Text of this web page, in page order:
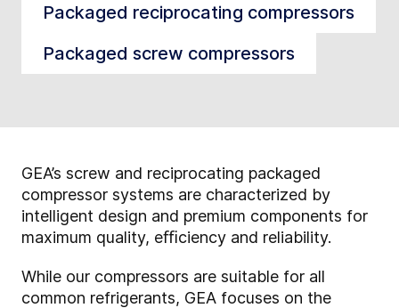
Packaged reciprocating compressors
Packaged screw compressors
GEA’s screw and reciprocating packaged
compressor systems are characterized by
intelligent design and premium components for
maximum quality, eﬃciency and reliability.
While our compressors are suitable for all
common refrigerants, GEA focuses on the